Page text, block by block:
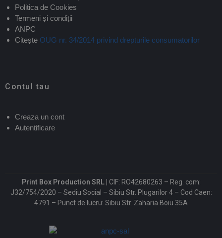
Politica de Cookies
Termeni și condiții
ANPC
Citește OUG nr. 34/2014 privind drepturile consumatorilor
Contul tau
Creaza un cont
Autentificare
Print Box Production SRL | CIF: RO42680263 – Reg. com:
J32/754/2020 – Sediu Social – Sibiu Str. Plugarilor 4 – Cod Caen:
4791 – Punct de lucru: Sibiu Str. Zaharia Boiu 35A